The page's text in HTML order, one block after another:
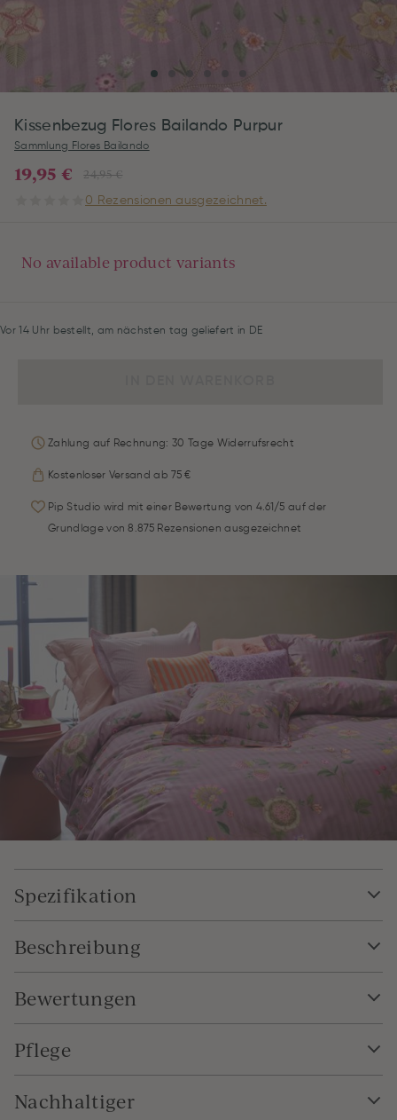
Kissenbezug Flores Bailando Purpur
Sammlung Flores Bailando
24,95 €
19,95 €
0 Rezensionen ausgezeichnet.
No available product variants
Vor 14 Uhr bestellt, am nächsten tag geliefert in DE
Zahlung auf Rechnung: 30 Tage Widerrufsrecht
Kostenloser Versand ab 75 €
Pip Studio wird mit einer Bewertung von 4.61/5 auf der
Grundlage von 8.875 Rezensionen ausgezeichnet
Spezifikation
Beschreibung
Bewertungen
Pflege
Nachhaltiger